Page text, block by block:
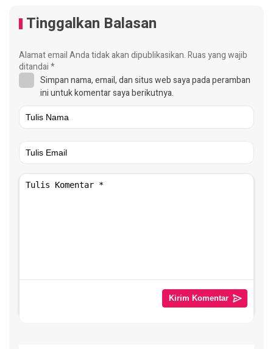
Tinggalkan Balasan
Alamat email Anda tidak akan dipublikasikan.Ruas yang wajib
ditandai*
Simpan nama, email, dan situs web saya pada peramban
ini untuk komentar saya berikutnya.